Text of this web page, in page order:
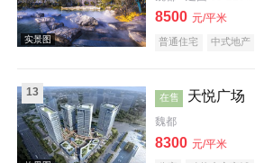
8500 元/平米
普通住宅 中式地产
13 在售 天悦广场
魏都
8300 元/平米